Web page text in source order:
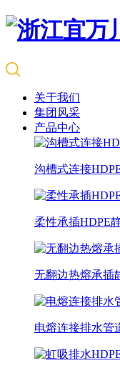
关于我们
集团风采
产品中心
沟槽式连接
柔性承插HDPE
无翻边热熔承插
电熔连接排水管